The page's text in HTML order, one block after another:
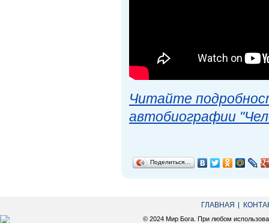
Читайте
автобиографии
Поделиться…
ГЛАВНАЯ
© 2024 Мир Бога. При любом